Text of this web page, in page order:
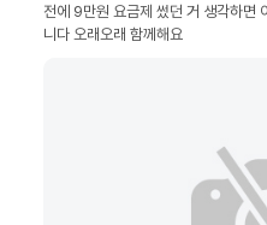
전에 9만원 요금제 썼던 거 생각하면
니다 오래오래 함께해요